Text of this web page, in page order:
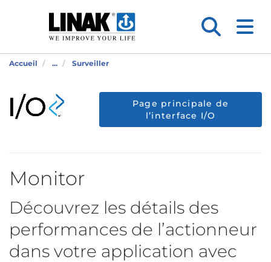
Accueil ... Surveiller
Page principale de
l’interface I/O
Monitor
Découvrez les détails des
performances de l’actionneur
dans votre application avec